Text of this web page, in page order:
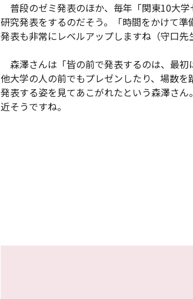
普段のゼミ発表のほか、毎年「関東10大
研究発表をするのだそう。「時間をかけて
発表も非常にレベルアップしますね（守口先
森澤さんは「皆の前で発表するのは、最
他大学の人の前でもプレゼンしたり、場数
発表する姿を見てあこがれたという森澤さ
近そうですね。